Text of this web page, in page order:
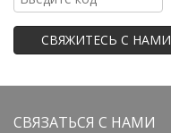
СВЯЖИТЕСЬ С НАМИ
СВЯЗАТЬСЯ С НАМИ